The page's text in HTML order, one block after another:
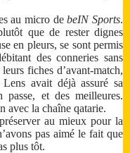
au micro debeIN Sports.
que de rester dignes
en pleurs, se sont permis
des conneries sans
fiches d’avant-match,
avait déjà assuré sa
passe, et des meilleures.
avec la chaîne qatarie.
au mieux pour la
pas aimé le fait que
plus tôt.